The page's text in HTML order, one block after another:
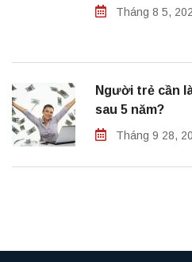
Tháng 8 5,
Người trẻ cần
sau 5 năm?
Tháng 9 28,